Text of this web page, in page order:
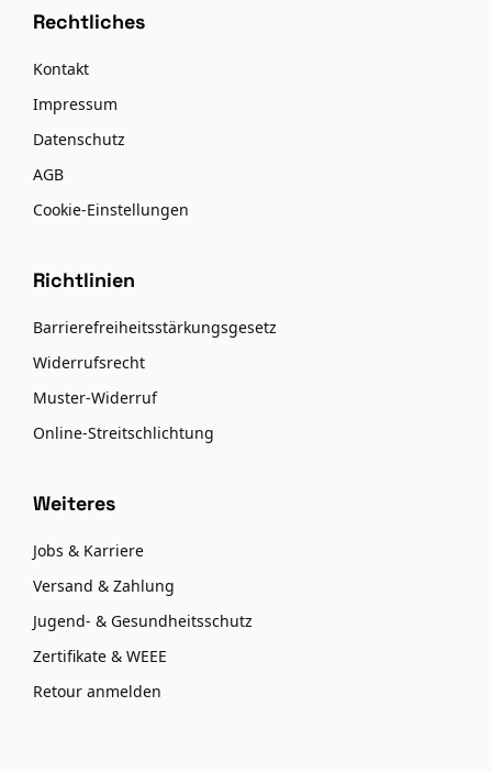
Rechtliches
Kontakt
Impressum
Datenschutz
AGB
Cookie-Einstellungen
Richtlinien
Barrierefreiheitsstärkungsgesetz
Widerrufsrecht
Muster-Widerruf
Online-Streitschlichtung
Weiteres
Jobs & Karriere
Versand & Zahlung
Jugend- & Gesundheitsschutz
Zertifikate & WEEE
Retour anmelden